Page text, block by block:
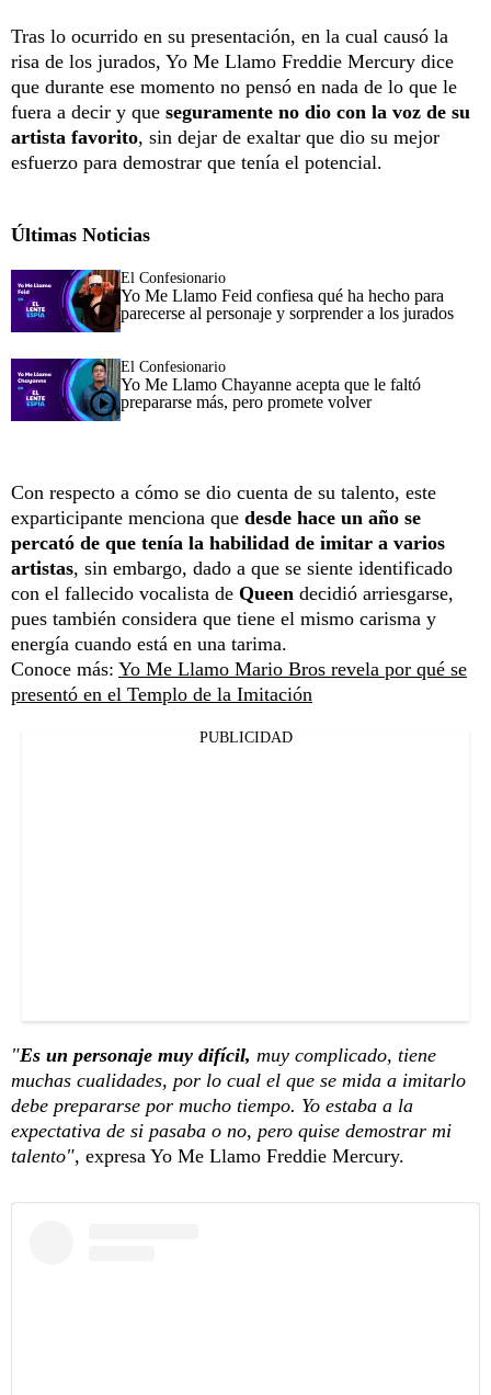
Tras lo ocurrido en su presentación, en la cual causó la
risa de los jurados, Yo Me Llamo Freddie Mercury dice
que durante ese momento no pensó en nada de lo que le
fuera a decir y que seguramente no dio con la voz de su
artista favorito, sin dejar de exaltar que dio su mejor
esfuerzo para demostrar que tenía el potencial.
Últimas Noticias
El Confesionario
Yo Me Llamo Feid confiesa qué ha hecho para
parecerse al personaje y sorprender a los jurados
El Confesionario
Yo Me Llamo Chayanne acepta que le faltó
prepararse más, pero promete volver
Con respecto a cómo se dio cuenta de su talento, este
exparticipante menciona que desde hace un año se
percató de que tenía la habilidad de imitar a varios
artistas, sin embargo, dado a que se siente identificado
con el fallecido vocalista de Queen decidió arriesgarse,
pues también considera que tiene el mismo carisma y
energía cuando está en una tarima.
Conoce más: Yo Me Llamo Mario Bros revela por qué se
presentó en el Templo de la Imitación
PUBLICIDAD
"Es un personaje muy difícil, muy complicado, tiene
muchas cualidades, por lo cual el que se mida a imitarlo
debe prepararse por mucho tiempo. Yo estaba a la
expectativa de si pasaba o no, pero quise demostrar mi
talento", expresa Yo Me Llamo Freddie Mercury.